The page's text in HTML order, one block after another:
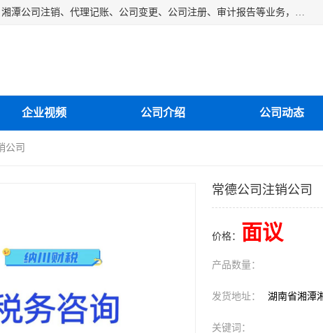
湘潭纳川会计服务有限公司主营从事：湘潭公司账务清理、湘潭公司注销、代理记账、公司变更、公司注册、审计报告等业务，公司设立有专门的代理注册部门，现有工商代办专员，部门经理从事工商代办多年，对各地区公司注册、公司变更、进出口业务等流程以及各行业公司注册、变更所需注意的细节都非常熟悉。
企业视频 公司介绍 公司动态
公司
常德公司注销公司
价格： 面议
产品数量：
发货地址： 湖南省湘潭
关键词：